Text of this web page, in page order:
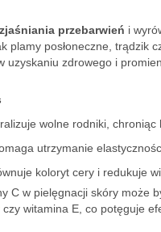
przebarwień i
plamy posłoneczne, trądzik
zdrowego i
wolne rodniki,
utrzymanie
koloryt cery i redukuje
C w pielęgnacji skóry może
czy witamina E, co potęguje